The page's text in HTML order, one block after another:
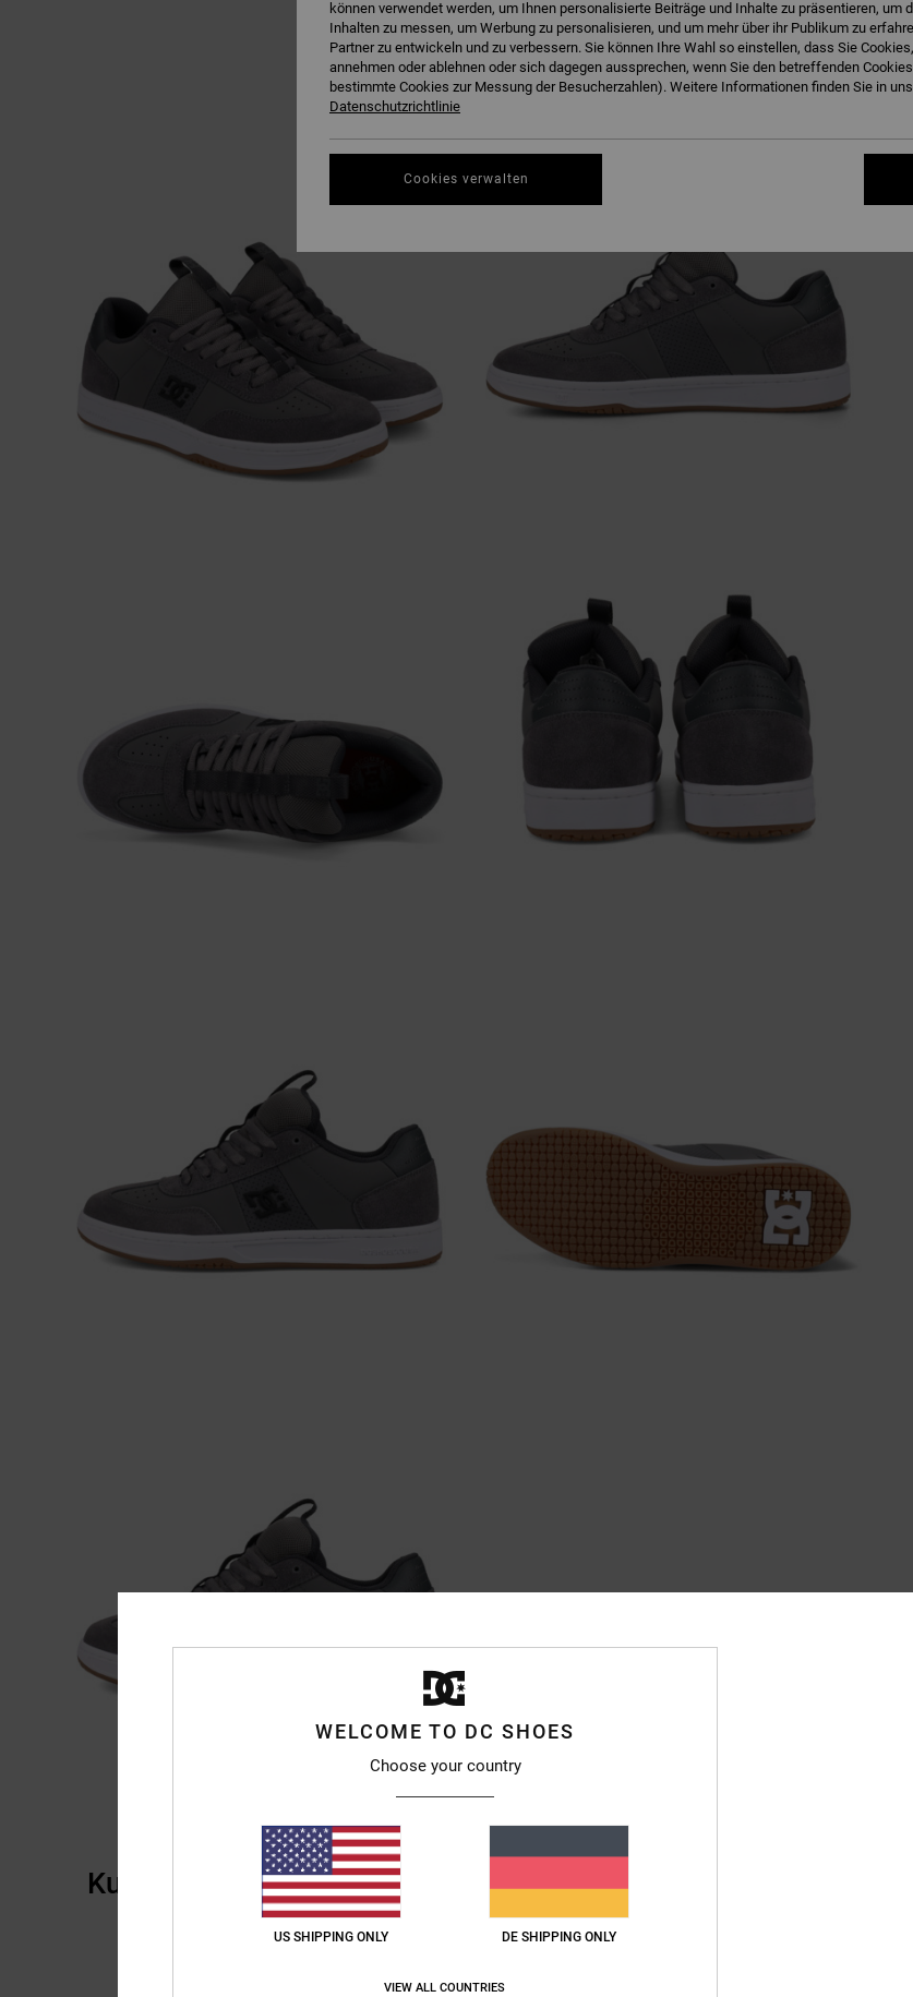
Kundenbewertungen
WELCOME TO DC SHOES
Choose your country
US SHIPPING ONLY DE SHIPPING ONLY
VIEW ALL COUNTRIES
können verwendet werden, um Ihnen personalisierte Beiträge und Inhalte zu präsentieren, um
Inhalten zu messen, um Werbung zu personalisieren, und um mehr über ihr Publikum zu
Partner zu entwickeln und zu verbessern. Sie können Ihre Wahl so einstellen, dass Sie
annehmen oder ablehnen oder sich dagegen aussprechen, wenn Sie den betreffenden
bestimmte Cookies zur Messung der Besucherzahlen). Weitere Informationen finden Sie in
Datenschutzrichtlinie
Cookies verwalten